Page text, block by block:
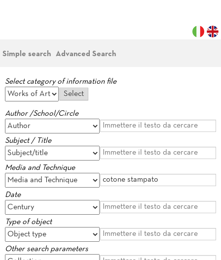
Simple search Advanced Search
Select category of information file
Author /School/Circle
Subject / Title
Media and Technique
Date
Type of object
Other search parameters